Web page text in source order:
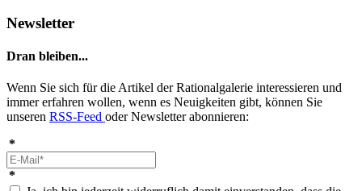
Newsletter
Dran bleiben...
Wenn Sie sich für die Artikel der Rationalgalerie interessieren und
immer erfahren wollen, wenn es Neuigkeiten gibt, können Sie
unseren RSS-Feed oder Newsletter abonnieren:
*
*